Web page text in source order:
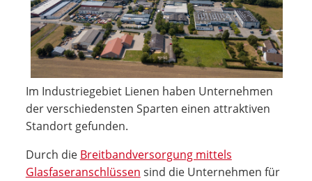
Im Industriegebiet Lienen haben Unternehmen
der verschiedensten Sparten einen attraktiven
Standort gefunden.
Durch die Breitbandversorgung mittels
Glasfaseranschlüssen sind die Unternehmen für